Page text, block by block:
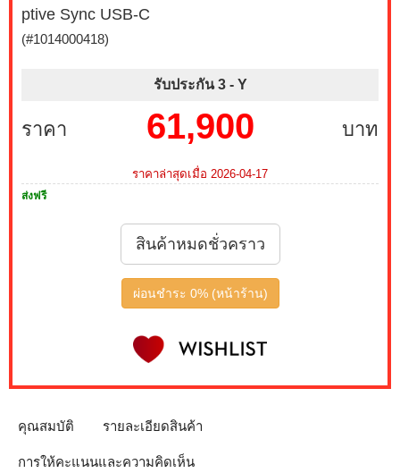
ptive Sync USB-C
(#1014000418)
รับประกัน 3 - Y
ราคา บาท
61,900
ราคาล่าสุดเมื่อ 2026-04-17
ส่งฟรี
สินค้าหมดชั่วคราว
ผ่อนชำระ 0% (หน้าร้าน)
คุณสมบัติ รายละเอียดสินค้า
การให้คะแนนและความคิดเห็น